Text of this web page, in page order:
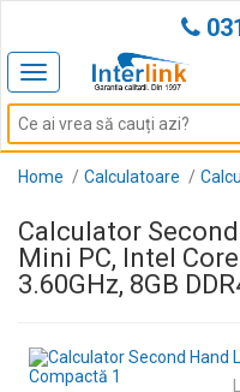
Toggle
navigation
Home Calculatoare
Calculator
Mini PC, Intel
3.60GHz, 8GB